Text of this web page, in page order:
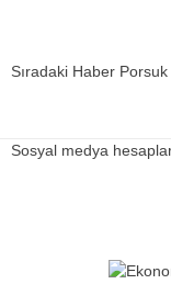
Sıradaki Haber Porsuk
Sosyal medya